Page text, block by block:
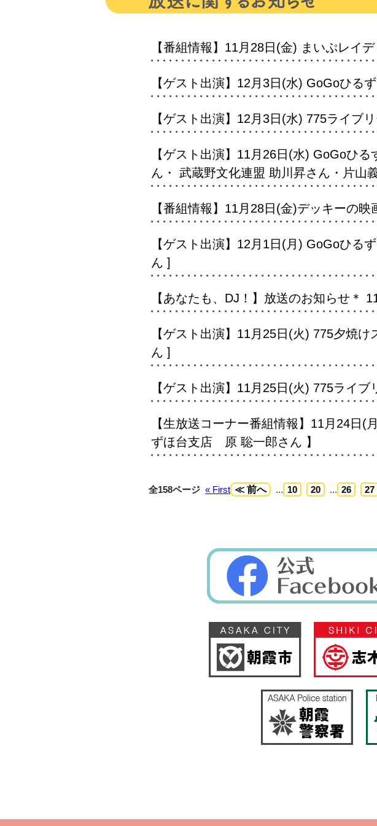
【番組情報】11月28日(金) まいぷレイ
【ゲスト出演】12月3日(水) GoGoひる
【ゲスト出演】12月3日(水) 775ライブ
【ゲスト出演】11月26日(水) GoGoひ
ん・ 武蔵野文化連盟 助川昇さん・片山
【番組情報】11月28日(金)デッキーの映
【ゲスト出演】12月1日(月) GoGoひる
ん ]
【あなたも、DJ！】放送のお知らせ＊
【ゲスト出演】11月25日(火) 775夕焼
ん ]
【ゲスト出演】11月25日(火) 775ライ
【生放送コーナー番組情報】11月24日
ずほ台支店 原 聡一郎さん 】
全158ページ « First ≪ 前へ ... 10 20 ... 26 27